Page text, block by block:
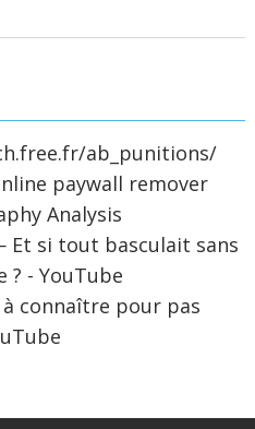
ab_punitions/
paywall remover
Analysis
Et si tout basculait sans
? - YouTube
à connaître pour pas